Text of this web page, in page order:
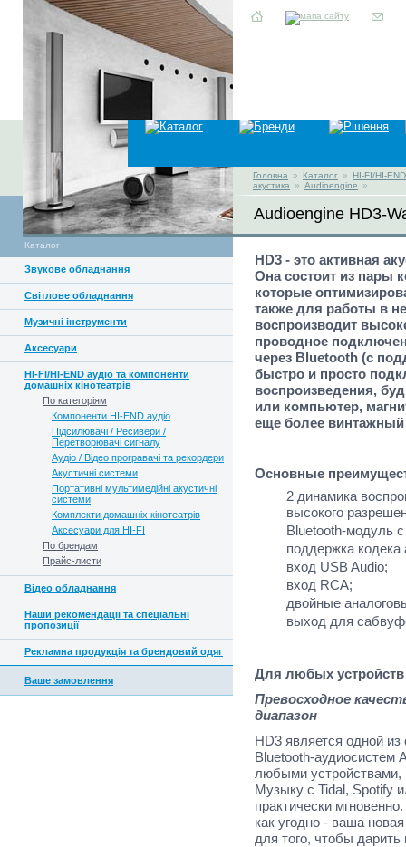
Головна » Каталог »
HI-FI/HI-
акустика
» Audioengine »
Audioengine HD3-
Каталог
Звукове обладнання
Світлове обладнання
Музичні інструменти
Аксесуари
HI-FI/HI-END аудіо та компоненти
домашніх кінотеатрів
По категоріям
Компоненти HI-END аудіо
Підсилювачі / Ресивери /
Перетворювачі сигналу
Аудіо / Відео програвачі та рекордери
Акустичні системи
Портативні мультимедійні акустичні
системи
Комплекти домашніх кінотеатрів
Аксесуари для HI-FI
По брендам
Прайс-листи
Відео обладнання
Наши рекомендації та спеціальні
пропозиції
Рекламна продукція та брендовий одяг
Ваше замовлення
HD3 - это активная
Она состоит из пары
которые
также для работы в
воспроизводит
проводное
через Bluetooth (с
быстро и просто
воспроизведения,
или компьютер,
еще более винтажный
Основные
2 динамика
высокого
Bluetooth-модуль
поддержка кодека
вход USB Audio;
вход RCA;
двойные
выход для
Для любых
Превосходное
диапазон
HD3 является одной
Bluetooth-аудиосистем
любыми
Музыку с Tidal, Spotify
практически
как угодно - ваша
для того, чтобы дарить